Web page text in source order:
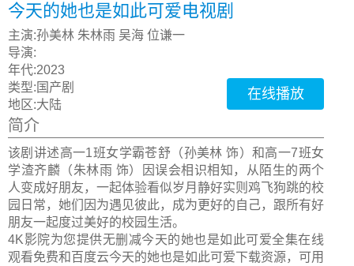
今天的她也是如此可爱电视剧
主演:孙美林 朱林雨 吴海 位谦一
导演:
年代:2023
类型: 国产剧
地区:大陆
在线播放
简介
该剧讲述高一1班女学霸苍舒（孙美林 饰）和高一7班女
学渣齐麟（朱林雨 饰）因误会相识相知，从陌生的两个
人变成好朋友，一起体验看似岁月静好实则鸡飞狗跳的校
园日常，她们因为遇见彼此，成为更好的自己，跟所有好
朋友一起度过美好的校园生活。
4K影院为您提供无删减今天的她也是如此可爱全集在线
观看免费和百度云今天的她也是如此可爱下载资源，可用